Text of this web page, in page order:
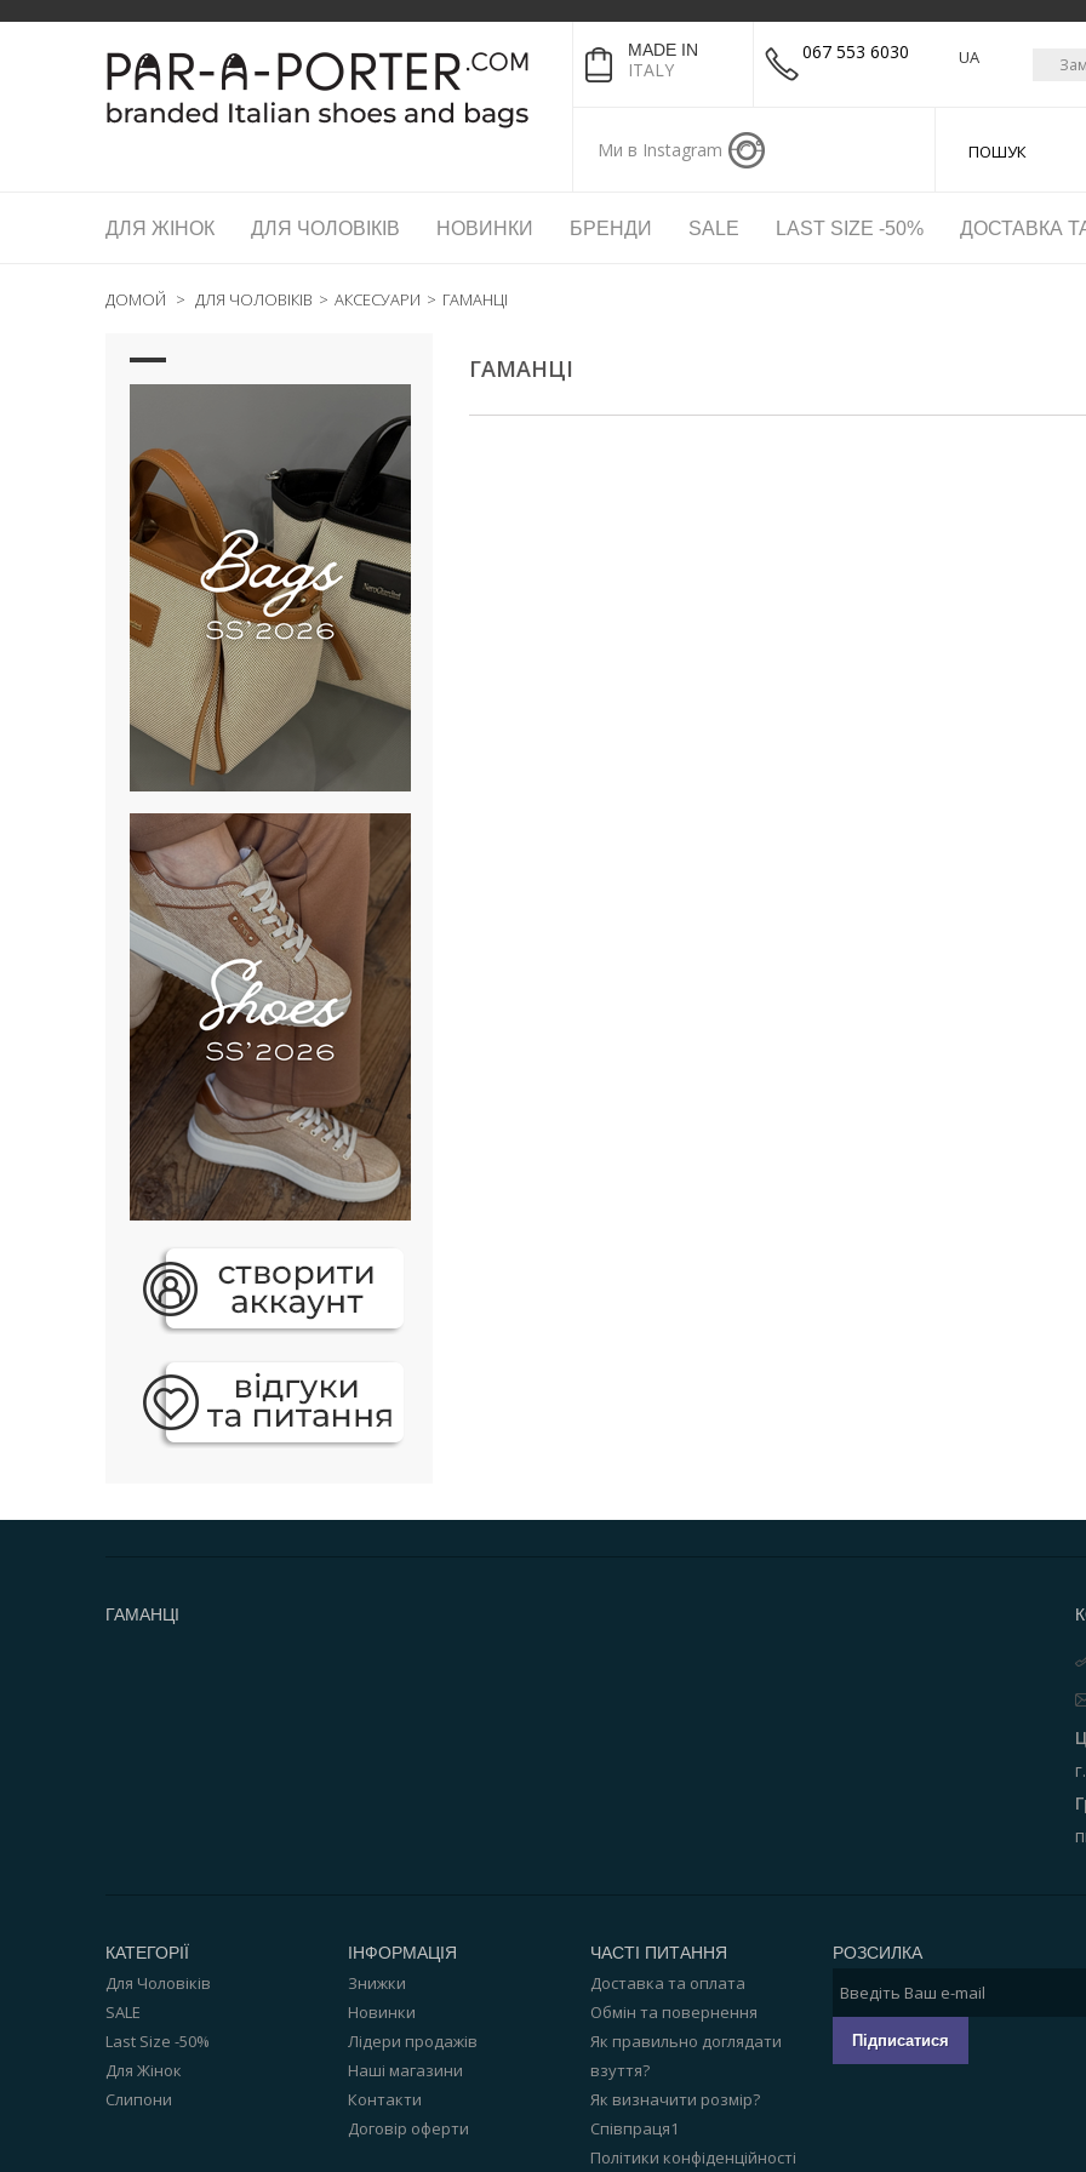
MADE IN
ITALY
067 553 6030
Ми в Instagram
UA
ДЛЯ ЖІНОК ДЛЯ ЧОЛОВІКІВ НОВИНКИ БРЕНДИ SALE LAST SIZE -50% ДОСТАВКА
ДОМОЙ > ДЛЯ ЧОЛОВІКІВ > АКСЕСУАРИ > ГАМАНЦІ
ГАМАНЦІ
ГАМАНЦІ
КАТЕГОРІЇ
Для Чоловіків
SALE
Last Size -50%
Для Жінок
Слипони
ІНФОРМАЦІЯ
Знижки
Новинки
Лідери продажів
Наші магазини
Контакти
Договір оферти
ЧАСТІ ПИТАННЯ
Доставка та оплата
Обмін та повернення
Як правильно доглядати
взуття?
Як визначити розмір?
Співпраця1
Політики конфіденційності
РОЗСИЛКА
Підписатися